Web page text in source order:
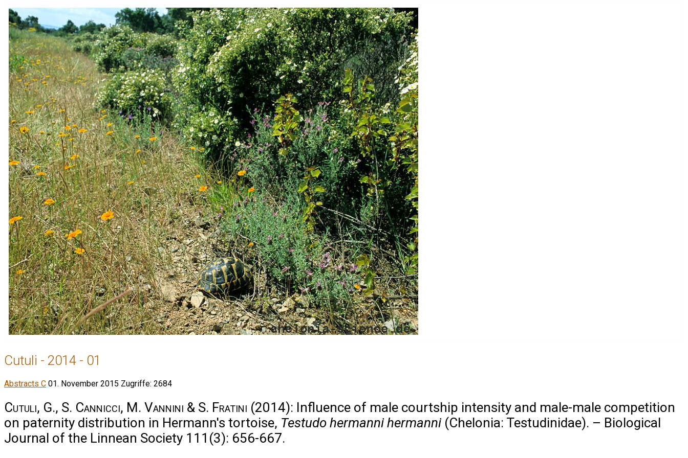
Cutuli - 2014 - 01
Abstracts C 01. November 2015 Zugriffe: 2684
Cutuli, G., S. Cannicci, M. Vannini & S. Fratini (2014): Influence of male courtship intensity and male-male competition
on paternity distribution in Hermann's tortoise, Testudo hermanni hermanni(Chelonia: Testudinidae). – Biological
Journal of the Linnean Society 111(3): 656-667.